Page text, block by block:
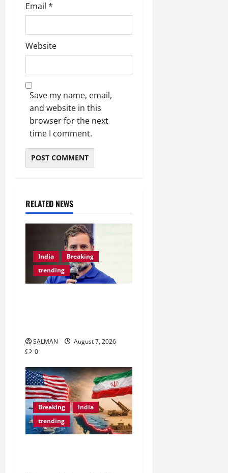
Email *
Website
Save my name, email,
and website in this
browser for the next
time I comment.
RELATED NEWS
India
Breaking
trending
SALMAN
August 7, 2026
0
Breaking
India
trending